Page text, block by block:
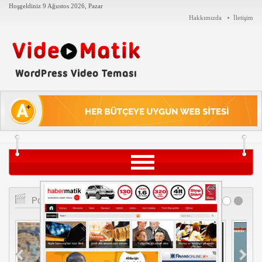
Hoşgeldiniz 9 Ağustos 2026, Pazar
Hakkımızda
İletişim
Siyaset
Teknoloji
Tarih
Popüler Videolar